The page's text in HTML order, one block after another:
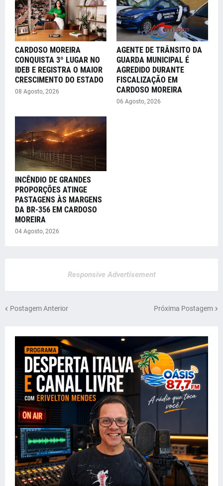
CARDOSO MOREIRA
CONQUISTA 3º LUGAR NO
IDEB E REGISTRA O MAIOR
CRESCIMENTO DO ESTADO
08 Agosto, 2026
AGENTE DE TRÂNSITO DA
GUARDA MUNICIPAL É
AGREDIDO DURANTE
FISCALIZAÇÃO EM
CARDOSO MOREIRA
06 Agosto, 2026
INCÊNDIO DE GRANDES
PROPORÇÕES ATINGE
PASTAGENS ÀS MARGENS
DA BR-356 EM CARDOSO
MOREIRA
04 Agosto, 2026
Responsive Advertisement
Postagem Anterior Próxima Postagem